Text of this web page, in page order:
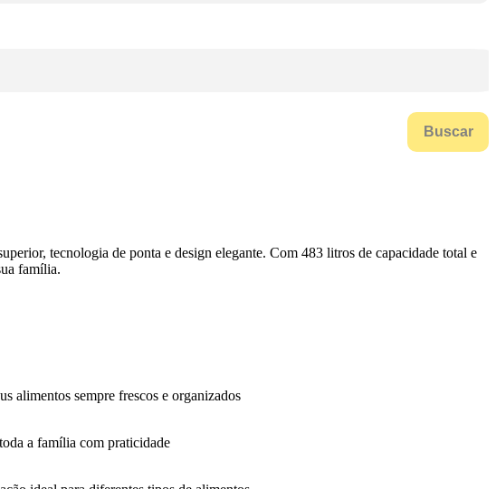
Buscar
tecnologia de ponta e design elegante. Com 483 litros de capacidade total e
família.
alimentos sempre frescos e organizados
a família com praticidade